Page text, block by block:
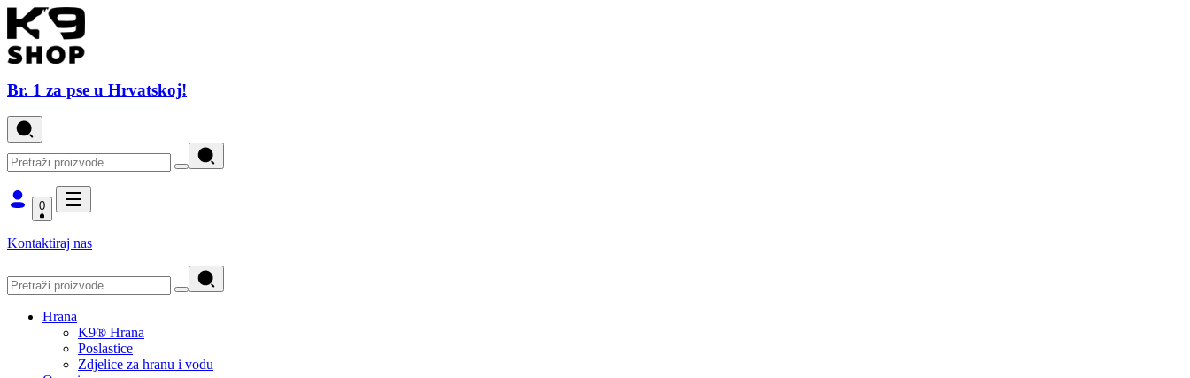
Br. 1 za pse u Hrvatskoj!
0
Kontaktiraj nas
Hrana
K9® Hrana
Poslastice
Zdjelice za hranu i vodu